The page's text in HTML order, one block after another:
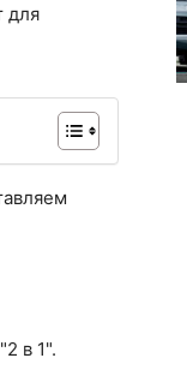
для
в 1".